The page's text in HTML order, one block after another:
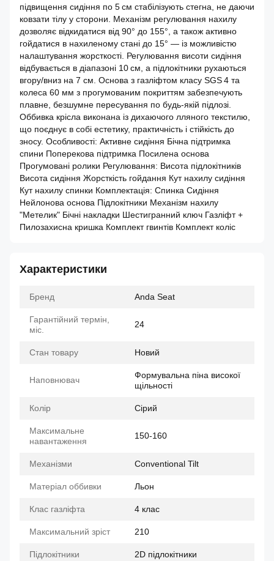
підвищення сидіння по 5 см стабілізують стегна, не даючи
ковзати тілу у сторони. Механізм регулювання нахилу
дозволяє відкидатися від 90° до 155°, а також активно
гойдатися в нахиленому стані до 15° — із можливістю
налаштування жорсткості. Регулювання висоти сидіння
відбувається в діапазоні 10 см, а підлокітники рухаються
вгору/вниз на 7 см. Основа з газліфтом класу SGS 4 та
колеса 60 мм з прогумованим покриттям забезпечують
плавне, безшумне пересування по будь‑якій підлозі.
Оббивка крісла виконана із дихаючого лляного текстилю,
що поєднує в собі естетику, практичність і стійкість до
зносу. Особливості: Активне сидіння Бічна підтримка
спини Поперекова підтримка Посилена основа
Прогумовані ролики Регулювання: Висота підлокітників
Висота сидіння Жорсткість гойдання Кут нахилу сидіння
Кут нахилу спинки Комплектація: Спинка Сидіння
Нейлонова основа Підлокітники Механізм нахилу
"Метелик" Бічні накладки Шестигранний ключ Газліфт +
Пилозахисна кришка Комплект гвинтів Комплект коліс
Характеристики
Бренд Anda Seat
Гарантійний термін,
міс.
24
Стан товару Новий
Наповнювач
Формувальна піна високої
щільності
Колір Сірий
Максимальне
навантаження
150-160
Механізми Conventional Tilt
Матеріал оббивки Льон
Клас газліфта 4 клас
Максимальний зріст 210
Підлокітники 2D підлокітники